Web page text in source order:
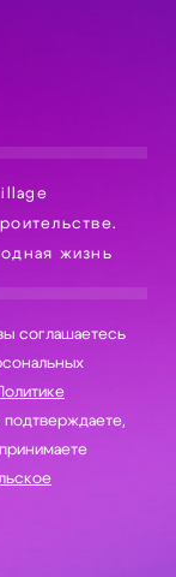
жизнь
соглашаетесь
подтверждаете,